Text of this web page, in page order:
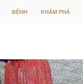
BỆNH
KHÁM PHÁ